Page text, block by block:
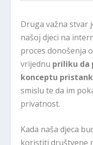
Druga važna stvar
našoj djeci na
proces donošenja
vrijednu priliku da
konceptu
smislu te da im
privatnost.
Kada naša djeca
koristiti društvene